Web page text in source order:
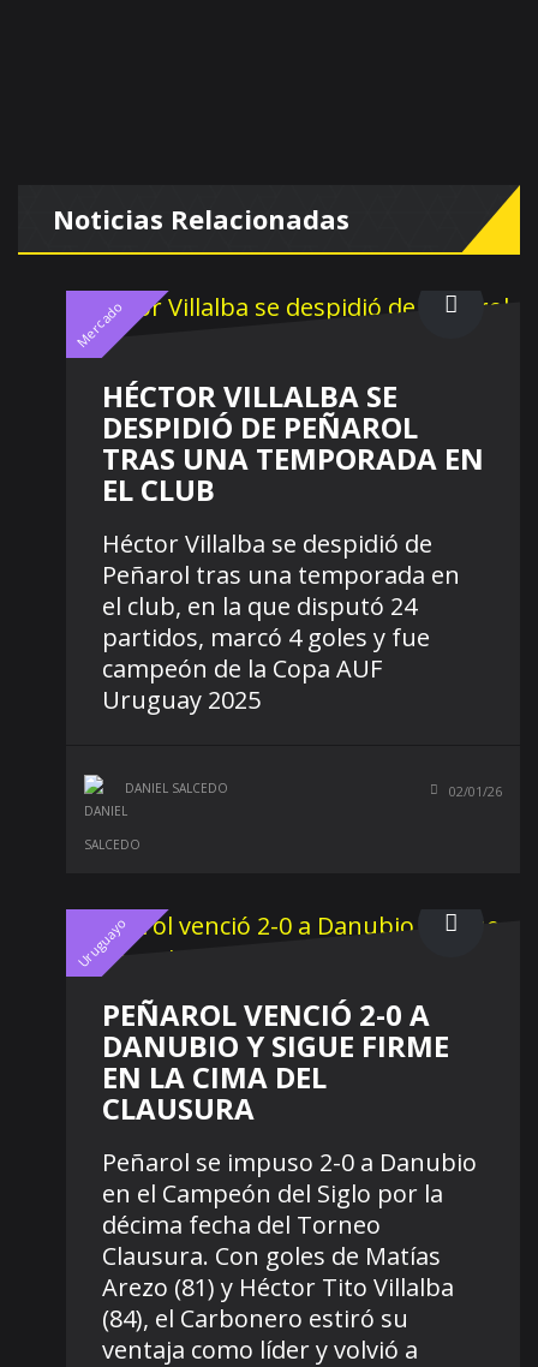
Noticias Relacionadas
Mercado
HÉCTOR VILLALBA SE
DESPIDIÓ DE PEÑAROL
TRAS UNA TEMPORADA EN
EL CLUB
Héctor Villalba se despidió de
Peñarol tras una temporada en
el club, en la que disputó 24
partidos, marcó 4 goles y fue
campeón de la Copa AUF
Uruguay 2025
DANIEL SALCEDO 02/01/26
Uruguayo
PEÑAROL VENCIÓ 2-0 A
DANUBIO Y SIGUE FIRME
EN LA CIMA DEL
CLAUSURA
Peñarol se impuso 2-0 a Danubio
en el Campeón del Siglo por la
décima fecha del Torneo
Clausura. Con goles de Matías
Arezo (81) y Héctor Tito Villalba
(84), el Carbonero estiró su
ventaja como líder y volvió a